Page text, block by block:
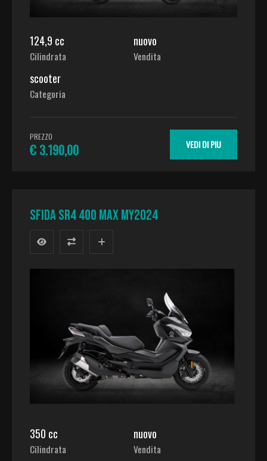
124,9 cc
Cilindrata
nuovo
Vendita
scooter
Categoria
PREZZO
€ 3.190,00 VEDI DI PIU
SFIDA SR4 400 MAX MY2024
350 cc
Cilindrata
nuovo
Vendita